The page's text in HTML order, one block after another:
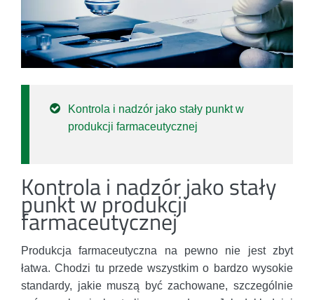
Kontrola i nadzór jako stały punkt w
produkcji farmaceutycznej
Kontrola i nadzór jako stały
punkt w produkcji
farmaceutycznej
Produkcja farmaceutyczna na pewno nie jest zbyt
łatwa. Chodzi tu przede wszystkim o bardzo wysokie
standardy, jakie muszą być zachowane, szczególnie